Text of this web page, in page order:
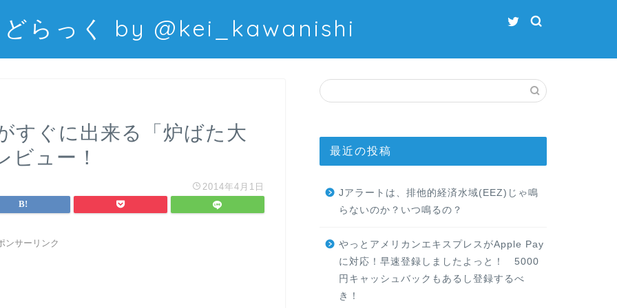
どらっく by @kei_kawanishi
すぐに出来る「炉ばた大
ビュー！
2014年4月1日
ンサーリンク
最近の投稿
Jアラートは、排他的経済水域(EEZ)じゃ鳴
らないのか？いつ鳴るの？
やっとアメリカンエキスプレスがApple Pay
に対応！早速登録しましたよっと！ 5000
円キャッシュバックもあるし登録するべ
き！